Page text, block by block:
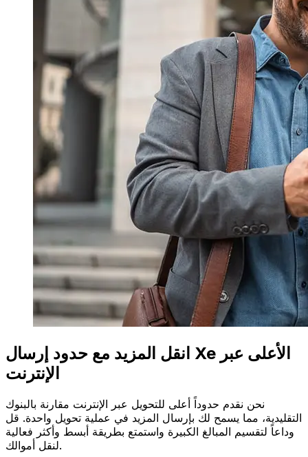
انقل المزيد مع حدود إرسال Xe الأعلى عبر
الإنترنت
نحن نقدم حدوداً أعلى للتحويل عبر الإنترنت مقارنة بالبنوك
التقليدية، مما يسمح لك بإرسال المزيد في عملية تحويل واحدة. قل
وداعاً لتقسيم المبالغ الكبيرة واستمتع بطريقة أبسط وأكثر فعالية
لنقل أموالك.